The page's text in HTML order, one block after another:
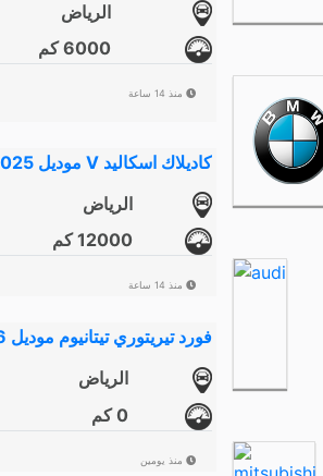
الرياض
6000 كم
منذ 14 ساعة
كاديلاك اسكاليد V موديل 2025 تحت الضمان
الرياض
12000 كم
منذ 14 ساعة
فورد تيريتوري تيتانيوم موديل 2026 جديده
الرياض
0 كم
منذ يومين